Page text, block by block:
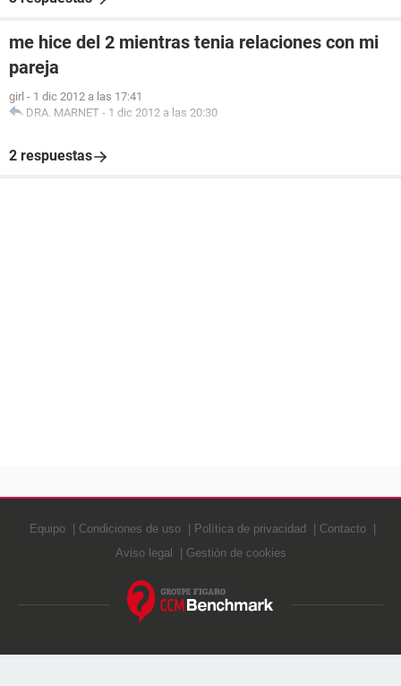
me hice del 2 mientras tenia relaciones con mi
pareja
girl - 1 dic 2012 a las 17:41
DRA. MARNET - 1 dic 2012 a las 20:30
2 respuestas
Equipo Condiciones de uso Política de privacidad
Contacto
Aviso legal
Gestión de cookies